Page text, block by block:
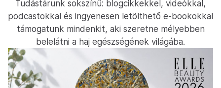
Tudástárunk sokszínű: blogcikkekkel, videókkal,
podcastokkal és ingyenesen letölthető e-bookokkal
támogatunk mindenkit, aki szeretne mélyebben
belelátni a haj egészségének világába.